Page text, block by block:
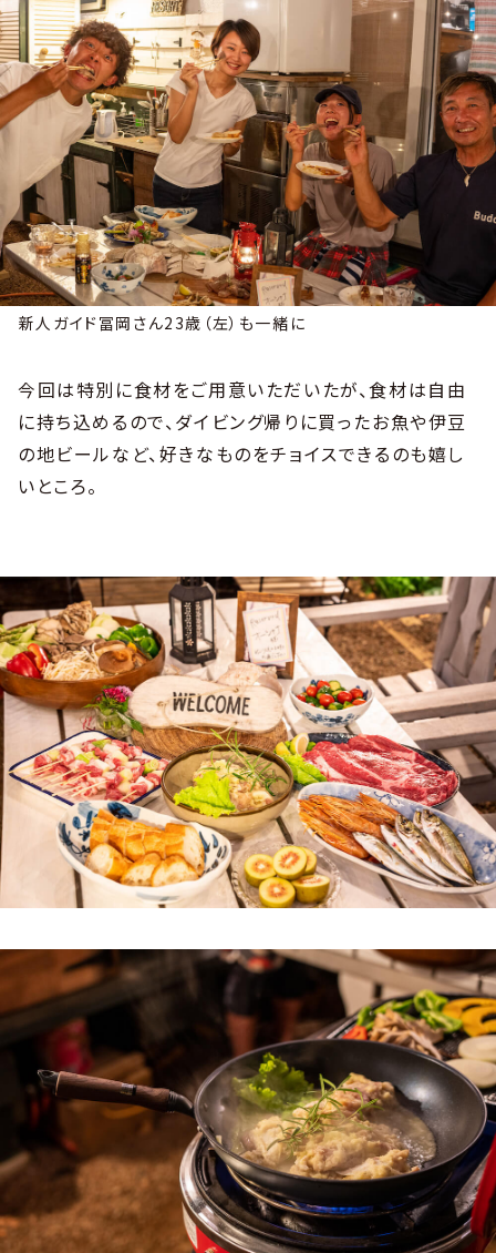
新人ガイド冨岡さん23歳（左）も一緒に
今回は特別に食材をご用意いただいたが、食材は自由
に持ち込めるので、ダイビング帰りに買ったお魚や伊豆
の地ビールなど、好きなものをチョイスできるのも嬉し
いところ。